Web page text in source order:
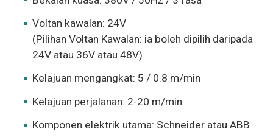
Voltan kawalan: 24V
(Pilihan Voltan Kawalan: ia boleh dipilih daripada
24V atau 36V atau 48V)
Kelajuan mengangkat: 5 / 0.8 m/min
Kelajuan perjalanan: 2-20 m/min
Komponen elektrik utama: Schneider atau ABB